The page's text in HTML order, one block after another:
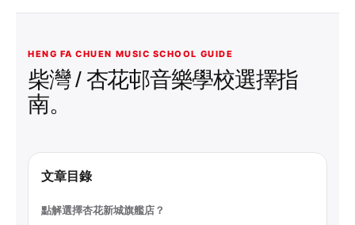
HENG FA CHUEN MUSIC SCHOOL GUIDE
柴灣 / 杏花邨音樂學校選擇指
南。
文章目錄
點解選擇杏花新城旗艦店？